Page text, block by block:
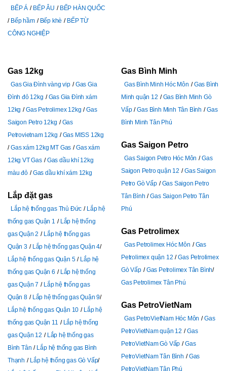
BẾP Á BẾP ÂU
BẾP HÀN QUỐC
Bếp hầm
Bếp khè
BẾP TỪ
CÔNG NGHIỆP
Gas 12kg
Gas Gia Đình vàng vip
Gas Gia
Đình đỏ 12kg
Gas Gia Đình xám
12kg
Gas Petrolimex 12kg
Gas
Saigon Petro 12kg
Gas
Petrovietnam 12kg
Gas MISS 12kg
Gas xám 12kg MT Gas
Gas xám
12kg VT Gas
Gas dầu khí 12kg
màu đỏ
Gas dầu khí xám 12kg
Lắp đặt gas
Lắp hệ thống gas Thủ Đức
Lắp hệ
thống gas Quận 1
Lắp hệ thống
gas Quận 2
Lắp hệ thống gas
Quận 3
Lắp hệ thống gas Quận 4
Lắp hệ thống gas Quận 5
Lắp hệ
thống gas Quận 6
Lắp hệ thống
gas Quận 7
Lắp hệ thống gas
Quận 8
Lắp hệ thống gas Quận 9
Lắp hệ thống gas Quận 10
Lắp hệ
thống gas Quận 11
Lắp hệ thống
gas Quận 12
Lắp hệ thống gas
Bình Tân
Lắp hệ thống gas Bình
Thạnh
Lắp hệ thống gas Gò Vấp
Gas Bình Minh
Gas Bình Minh Hóc Môn
Gas Bình
Minh quận 12
Gas Bình Minh Gò
Vấp
Gas Bình Minh Tân Bình
Gas
Bình Minh Tân Phú
Gas Saigon Petro
Gas Saigon Petro Hóc Môn
Gas
Saigon Petro quận 12
Gas Saigon
Petro Gò Vấp
Gas Saigon Petro
Tân Bình
Gas Saigon Petro Tân
Phú
Gas Petrolimex
Gas Petrolimex Hóc Môn
Gas
Petrolimex quận 12
Gas Petrolimex
Gò Vấp
Gas Petrolimex Tân Bình
Gas Petrolimex Tân Phú
Gas PetroVietNam
Gas PetroVietNam Hóc Môn
Gas
PetroVietNam quận 12
Gas
PetroVietNam Gò Vấp
Gas
PetroVietNam Tân Bình
Gas
PetroVietNam Tân Phú